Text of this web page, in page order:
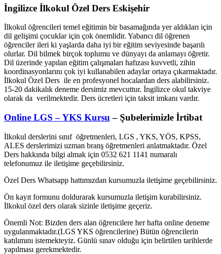
İngilizce İlkokul Özel Ders Eskişehir
İlkokul öğrencileri temel eğitimin bir basamağında yer aldıkları için
dil gelişimi çocuklar için çok önemlidir. Yabancı dil öğrenen
öğrenciler ileri ki yaşlarda daha iyi bir eğitim seviyesinde başarılı
olurlar. Dil bilmek birçok toplumu ve dünyayı da anlamayı öğretir.
Dil üzerinde yapılan eğitim çalışmaları hafızası kuvvetli, zihin
koordinasyonlarını çok iyi kullanabilen adaylar ortaya çıkarmaktadır.
İlkokul Özel Ders ile en profesyonel hocalardan ders alabilirsiniz.
15-20 dakikalık deneme dersimiz mevcuttur. İngilizce okul takviye
olarak da verilmektedir. Ders ücretleri için taksit imkanı vardır.
Online LGS – YKS Kursu – Şubelerimizle İrtibat
İlkokul derslerini sınıf öğretmenleri, LGS , YKS, YÖS, KPSS,
ALES derslerimizi uzman branş öğretmenleri anlatmaktadır. Özel
Ders hakkında bilgi almak için 0532 621 1141 numaralı
telefonumuz ile iletişime geçebilirsiniz.
Özel Ders Whatsapp hattımızdan kursumuzla iletişime geçebilirsiniz.
Ön kayıt formunu doldurarak kursumuzla iletişim kurabilirsiniz.
İlkokul özel ders olarak sizinle iletişime geçeriz.
Önemli Not: Bizden ders alan öğrencilere her hafta online deneme
uygulanmaktadır.(LGS YKS öğrencilerine) Bütün öğrencilerin
katılımını istemekteyiz. Günlü sınav olduğu için belirtilen tarihlerde
yapılması gerekmektedir.